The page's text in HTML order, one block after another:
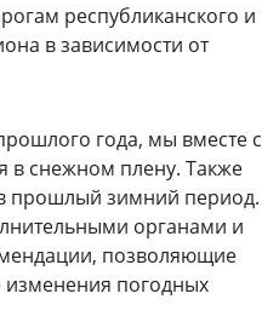
республиканского и
в зависимости от
года, мы вместе с
в снежном плену. Также
прошлый зимний период.
органами и
позволяющие
изменения погодных